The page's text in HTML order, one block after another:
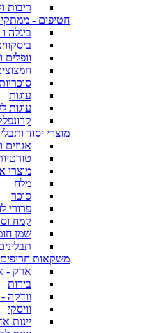
ריבות
חטיפים -
ביגלה
וופלים
עוגות
עוגות
מוצרי יסוד
אגוזים
מוצרי
מלח
סוכר
פרורי
קמח
שמן
משקאות חריפים
ארק -
בירות
וודקה -
וויסקי
יינות